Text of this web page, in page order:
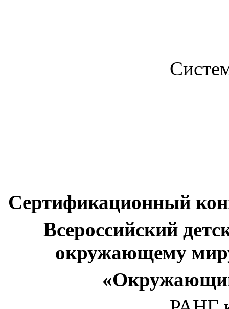
Сертификационный
Всероссийский
окружающему